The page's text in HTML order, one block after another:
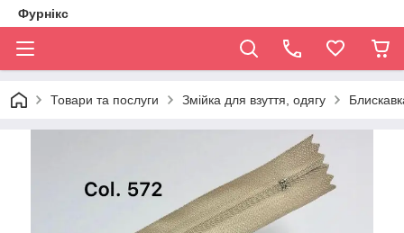
Фурнікс
Товари та послуги Змійка для взуття, одягу